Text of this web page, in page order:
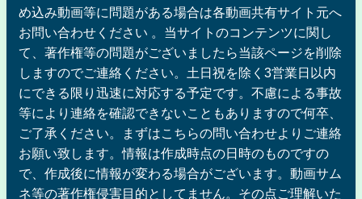
め込み動画等に問題がある場合は各動画共有サイト元へ
お問い合わせください 。当サイトのコンテンツに関し
て、著作権等の問題がございましたら当該ページを削除
しますのでご連絡ください。土日祝を除く3営業日以内
にできる限り迅速に対応する予定です。不慮による事故
等により連絡を確認できないこともありますので何卒、
ご了承ください。まずはこちらの問い合わせよりご連絡
お願い致します。情報は作成時点の日時のものですの
で、作成後に情報が変わる場合がございます。動画サム
ネ等の著作権侵害目的としてません。その点ご理解いた